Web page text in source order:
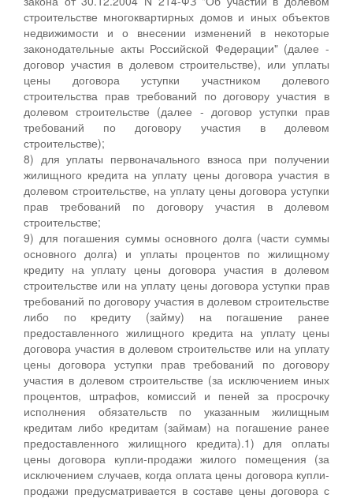
строительстве многоквартирных домов и иных объектов
недвижимости и о внесении изменений в некоторые
законодательные акты Российской Федерации" (далее -
договор участия в долевом строительстве), или уплаты
цены договора уступки участником долевого
строительства прав требований по договору участия в
долевом строительстве (далее - договор уступки прав
требований по договору участия в долевом
строительстве);
8) для уплаты первоначального взноса при получении
жилищного кредита на уплату цены договора участия в
долевом строительстве, на уплату цены договора уступки
прав требований по договору участия в долевом
строительстве;
9) для погашения суммы основного долга (части суммы
основного долга) и уплаты процентов по жилищному
кредиту на уплату цены договора участия в долевом
строительстве или на уплату цены договора уступки прав
требований по договору участия в долевом строительстве
либо по кредиту (займу) на погашение ранее
предоставленного жилищного кредита на уплату цены
договора участия в долевом строительстве или на уплату
цены договора уступки прав требований по договору
участия в долевом строительстве (за исключением иных
процентов, штрафов, комиссий и пеней за просрочку
исполнения обязательств по указанным жилищным
кредитам либо кредитам (займам) на погашение ранее
предоставленного жилищного кредита).1) для оплаты
цены договора купли-продажи жилого помещения (за
исключением случаев, когда оплата цены договора купли-
продажи предусматривается в составе цены договора с